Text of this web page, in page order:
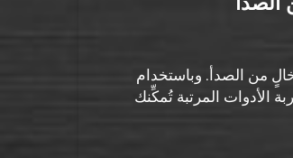
من الصدأ. وباستخدام
الأدوات المرتبة تُمكِّنك